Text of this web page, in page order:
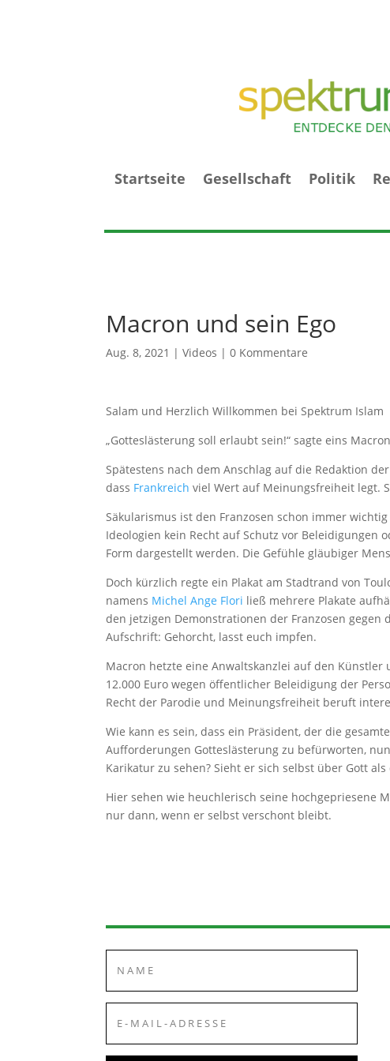
Startseite Gesellschaft Politik
Macron und sein Ego
Aug. 8, 2021 |Videos |0 Kommentare
Salam und Herzlich Willkommen bei Spektrum Islam
„Gotteslästerung soll erlaubt sein!“ sagte eins
Spätestens nach dem Anschlag auf die Redaktion
dass Frankreich viel Wert auf Meinungsfreiheit legt.
Säkularismus ist den Franzosen schon immer
Ideologien kein Recht auf Schutz vor
Form dargestellt werden. Die Gefühle gläubiger
Doch kürzlich regte ein Plakat am Stadtrand von
namens Michel Ange Flori ließ mehrere Plakate
den jetzigen Demonstrationen der Franzosen
Aufschrift: Gehorcht, lasst euch impfen.
Macron hetzte eine Anwaltskanzlei auf den
12.000 Euro wegen öffentlicher Beleidigung der
Recht der Parodie und Meinungsfreiheit beruft
Wie kann es sein, dass ein Präsident, der die
Aufforderungen Gotteslästerung zu befürworten,
Karikatur zu sehen? Sieht er sich selbst über Gott
Hier sehen wie heuchlerisch seine hochgepriesene
nur dann, wenn er selbst verschont bleibt.